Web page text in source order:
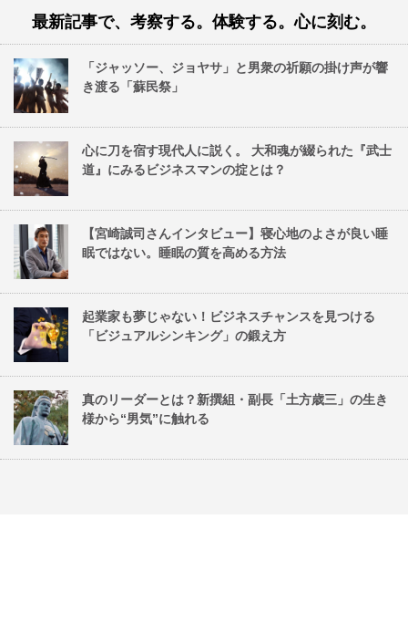
最新記事で、考察する。体験する。心に刻む。
「ジャッソー、ジョヤサ」と男衆の祈願の掛け声が響
き渡る「蘇民祭」
心に刀を宿す現代人に説く。 大和魂が綴られた『武士
道』にみるビジネスマンの掟とは？
【宮崎誠司さんインタビュー】寝心地のよさが良い睡
眠ではない。睡眠の質を高める方法
起業家も夢じゃない！ビジネスチャンスを見つける
「ビジュアルシンキング」の鍛え方
真のリーダーとは？新撰組・副長「土方歳三」の生き
様から“男気”に触れる